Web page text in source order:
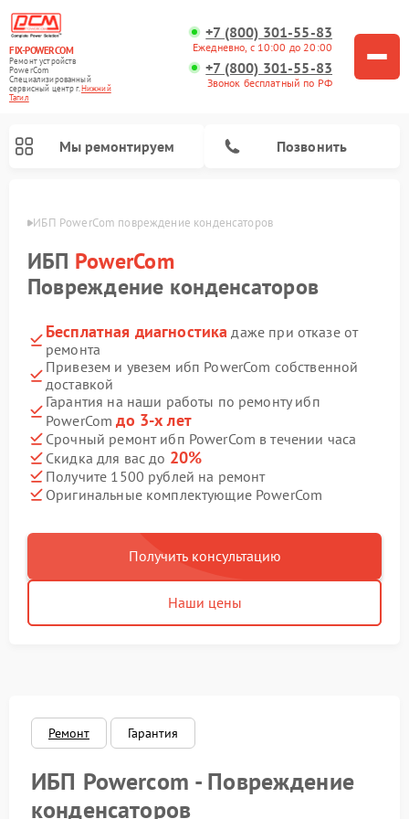
FIX-POWERCOM
Ремонт устройств
PowerCom
Специализированный
cервисный центр г.Нижний
Тагил
+7 (800) 301-55-83
Ежедневно, с 10:00 до 20:00
+7 (800) 301-55-83
Звонок бесплатный по РФ
Мы ремонтируем Позвонить
ИБП PowerCom повреждение конденсаторов
ИБП PowerCom
Повреждение конденсаторов
Бесплатная диагностика даже при отказе от
ремонта
Привезем и увезем ибп PowerCom собственной
доставкой
Гарантия на наши работы по ремонту ибп
PowerComдо 3-х лет
Срочный ремонт ибп PowerCom в течении часа
Скидка для вас до 20%
Получите 1500 рублей на ремонт
Оригинальные комплектующие PowerCom
Получить консультацию
Наши цены
Ремонт Гарантия
ИБП Powercom - Повреждение
конденсаторов